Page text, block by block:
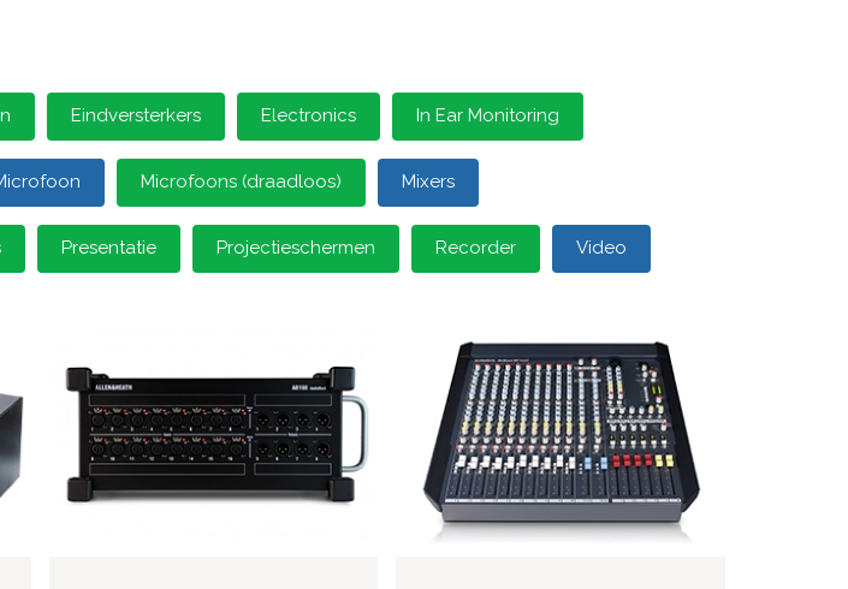
Eindversterkers Electronics In Ear Monitoring
Microfoons (draadloos) Mixers
Presentatie Projectieschermen Recorder Video